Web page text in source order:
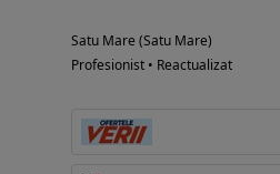
Satu Mare (Satu Mare)
Profesionist • Reactualizat